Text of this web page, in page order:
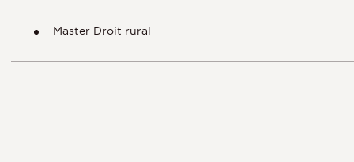
Master Droit rural